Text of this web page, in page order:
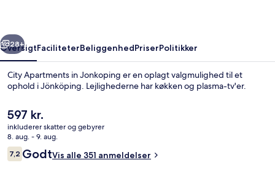
Næste
28+
OversigtFaciliteterBeliggenhedPriserPolitikker
City Apartments in Jonkoping er en oplagt valgmulighed til et
ophold i Jönköping. Lejlighederne har køkken og plasma-tv'er.
Den
nuværende
pris
er
597 kr.
597 kr.
inkluderer skatter og gebyrer
8. aug. - 9. aug.
Anmeldelser
7,27,2 ud af 10.
GodtVis alle 351 anmeldelser